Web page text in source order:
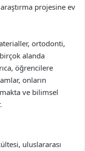
projesine ev
ortodonti,
alanda
öğrencilere
onların
ve bilimsel
uluslararası